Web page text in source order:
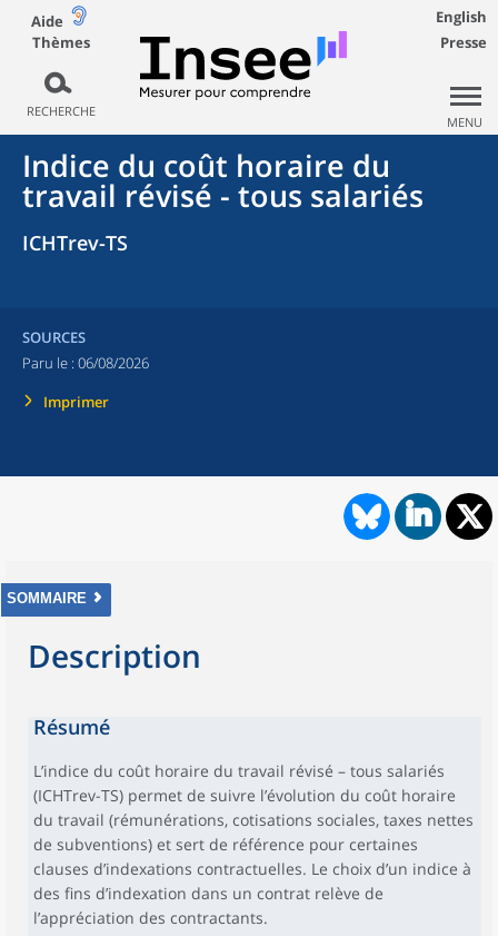
Aide
Thèmes
RECHERCHE
English
Presse
MENU
Indice du coût horaire du
travail révisé - tous salariés
ICHTrev-TS
SOURCES
Paru le : 06/08/2026
Imprimer
SOMMAIRE
Description
Résumé
L’indice du coût horaire du travail révisé – tous salariés
(ICHTrev-TS) permet de suivre l’évolution du coût horaire
du travail (rémunérations, cotisations sociales, taxes nettes
de subventions) et sert de référence pour certaines
clauses d’indexations contractuelles. Le choix d’un indice à
des fins d’indexation dans un contrat relève de
l’appréciation des contractants.